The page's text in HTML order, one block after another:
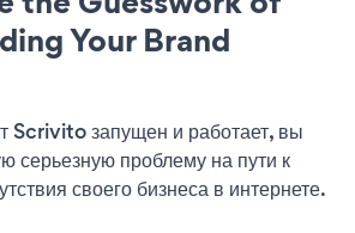
Your Brand
Scrivito запущен и работает, вы
серьезную проблему на пути к
своего бизнеса в интернете.